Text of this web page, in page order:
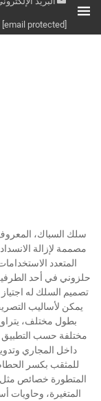
سلك السباك،
مصممة لإزالة
المتعدد
حلزوني في أحد
تصميم السلك له اجتياز
يمكن لأساليب
مختلفة حسب التطبيق
داخل المجاري
للمثقب بكسر
المتطورة خصائص مثل
المتغيرة، وحاويات